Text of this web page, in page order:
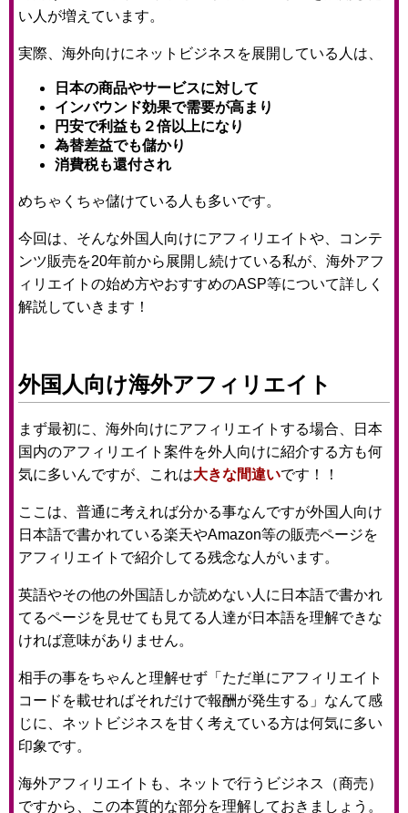
い人が増えています。
実際、海外向けにネットビジネスを展開している人は、
日本の商品やサービスに対して
インバウンド効果で需要が高まり
円安で利益も２倍以上になり
為替差益でも儲かり
消費税も還付され
めちゃくちゃ儲けている人も多いです。
今回は、そんな外国人向けにアフィリエイトや、コンテ
ンツ販売を20年前から展開し続けている私が、海外アフ
ィリエイトの始め方やおすすめのASP等について詳しく
解説していきます！
外国人向け海外アフィリエイト
まず最初に、海外向けにアフィリエイトする場合、日本
国内のアフィリエイト案件を外人向けに紹介する方も何
気に多いんですが、これは大きな間違いです！！
ここは、普通に考えれば分かる事なんですが外国人向け
日本語で書かれている楽天やAmazon等の販売ページを
アフィリエイトで紹介してる残念な人がいます。
英語やその他の外国語しか読めない人に日本語で書かれ
てるページを見せても見てる人達が日本語を理解できな
ければ意味がありません。
相手の事をちゃんと理解せず「ただ単にアフィリエイト
コードを載せればそれだけで報酬が発生する」なんて感
じに、ネットビジネスを甘く考えている方は何気に多い
印象です。
海外アフィリエイトも、ネットで行うビジネス（商売）
ですから、この本質的な部分を理解しておきましょう。